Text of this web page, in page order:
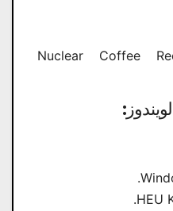
Nuclear Coffee
HEU